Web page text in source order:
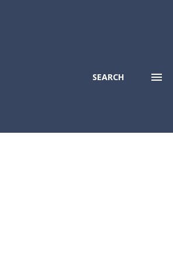
SEARCH